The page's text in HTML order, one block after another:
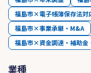
福島市×電子帳簿保存法対
福島市×事業承継・M&A
福島市×資金調達・補助金
業種